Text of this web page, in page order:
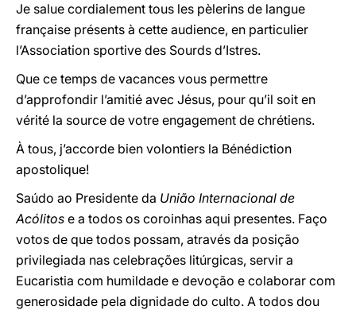
Je salue cordialement tous les pèlerins de langue
française présents à cette audience, en particulier
l’Association sportive des Sourds d’Istres.
Que ce temps de vacances vous permettre
d’approfondir l’amitié avec Jésus, pour qu’il soit en
vérité la source de votre engagement de chrétiens.
À tous, j’accorde bien volontiers la Bénédiction
apostolique!
Saúdo ao Presidente da União Internacional de
Acólitos e a todos os coroinhas aqui presentes. Faço
votos de que todos possam, através da posição
privilegiada nas celebrações litúrgicas, servir a
Eucaristia com humildade e devoção e colaborar com
generosidade pela dignidade do culto. A todos dou